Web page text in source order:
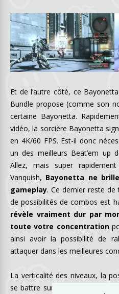
Et de l’autre côté, ce
Bundle propose (comme son
certaine Bayonetta.
vidéo, la sorcière Bayonetta
en 4K/60 FPS. Est-il donc
un des meilleurs Beat’em up
Allez, mais super
Vanquish, Bayonetta ne
gameplay. Ce dernier reste
de possibilités de combos est
révèle vraiment dur par
toute votre concentration
ainsi avoir la possibilité de
attaquer dans les meilleures
La verticalité des niveaux, la
se battre sur les murs ou au